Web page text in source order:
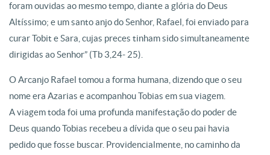
foram ouvidas ao mesmo tempo, diante a glória do Deus
Altíssimo; e um santo anjo do Senhor, Rafael, foi enviado para
curar Tobit e Sara, cujas preces tinham sido simultaneamente
dirigidas ao Senhor” (Tb 3,24- 25).
O Arcanjo Rafael tomou a forma humana, dizendo que o seu
nome era Azarias e acompanhou Tobias em sua viagem.
A viagem toda foi uma profunda manifestação do poder de
Deus quando Tobias recebeu a dívida que o seu pai havia
pedido que fosse buscar. Providencialmente, no caminho da